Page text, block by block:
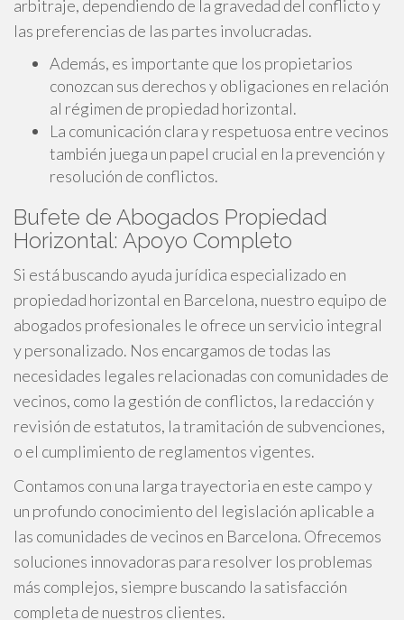
arbitraje, dependiendo de la gravedad del conflicto y
las preferencias de las partes involucradas.
Además, es importante que los propietarios
conozcan sus derechos y obligaciones en relación
al régimen de propiedad horizontal.
La comunicación clara y respetuosa entre vecinos
también juega un papel crucial en la prevención y
resolución de conflictos.
Bufete de Abogados Propiedad
Horizontal: Apoyo Completo
Si está buscando ayuda jurídica especializado en
propiedad horizontal en Barcelona, nuestro equipo de
abogados profesionales le ofrece un servicio integral
y personalizado. Nos encargamos de todas las
necesidades legales relacionadas con comunidades de
vecinos, como la gestión de conflictos, la redacción y
revisión de estatutos, la tramitación de subvenciones,
o el cumplimiento de reglamentos vigentes.
Contamos con una larga trayectoria en este campo y
un profundo conocimiento del legislación aplicable a
las comunidades de vecinos en Barcelona. Ofrecemos
soluciones innovadoras para resolver los problemas
más complejos, siempre buscando la satisfacción
completa de nuestros clientes.